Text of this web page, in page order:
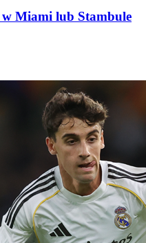
Miami lub Stambule